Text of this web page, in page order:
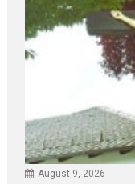
August 9, 2026